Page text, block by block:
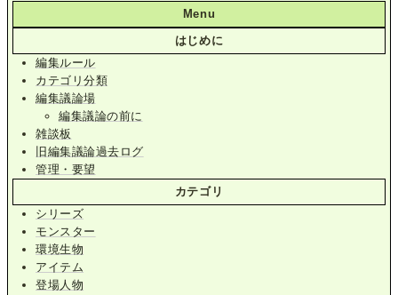
Menu
はじめに
編集ルール
カテゴリ分類
編集議論場
編集議論の前に
雑談板
旧編集議論過去ログ
管理・要望
カテゴリ
シリーズ
モンスター
環境生物
アイテム
登場人物